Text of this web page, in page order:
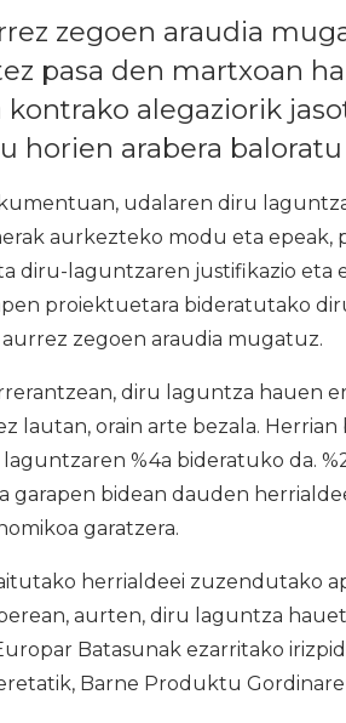
zegoen araudia
pasa den martxoan
kontrako alegaziorik
horien arabera
udalaren diru
aurkezteko modu eta epeak,
diru-laguntzaren justifikazio eta
proiektuetara bideratutako
aurrez zegoen araudia mugatuz.
diru laguntza hauen
lautan, orain arte bezala.
%4a bideratuko da.
garapen bidean dauden
garatzera.
herrialdeei zuzendutako
aurten, diru laguntza
Batasunak ezarritako
Barne Produktu